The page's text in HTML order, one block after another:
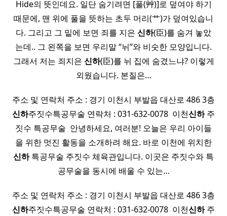
Hide의 뜻인데요. 일단 숨기려면 [풀(艸)]로 덮여야 하기
때문에, 맨 위에 풀을 뜻하는 초두 머리(艹)가 덮여있습니
다. 그리고 그 밑에 보면 죄를 지은 신하(臣)를 숨겨 놓았
는데.. 그 왼쪽을 보면 우리말 “뉘”와 비숫한 모양입니다.
그래서 저는 죄지은 신하(臣)를 뉘 집에 숨겼느냐? 이렇게
외웠습니다. 본질은…
주소 및 연락처 주소 : 경기 이천시 부발읍 대산로 486 3층
신하주짓수특공무술 연락처 : 031-632-0078 ​ 이천신하주
짓수 특공무술 ​ 안녕하세요, 여러분! 오늘은 우리 아이들
을 위한 멋진 활동을 소개하려 해요. 바로 이천에 위치한
신하특공무술 주짓수 체육관입니다. 이곳은 주짓수와 특
공무술을 동시에 배울 수 있는…
주소 및 연락처 주소 : 경기 이천시 부발읍 대산로 486 3층
신하주짓수특공무술 연락처 : 031-632-0078 ​ 이천신하주